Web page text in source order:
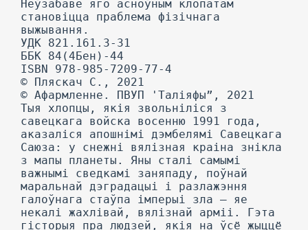
Неўзабаве яго асноўным клопатам
становіцца праблема фізічнага
выжывання.
УДК 821.161.3-31
ББК 84(4Бен)-44
ISBN 978-985-7209-77-4
© Пляскач С., 2021
© Афармленне. ПВУП 'Таліяфы”, 2021
Тыя хлопцы, якія звольніліся з
савецкага войска восенню 1991 года,
аказаліся апошнімі дэмбелямі Савецкага
Саюза: у снежні вялізная краіна знікла
з мапы планеты. Яны сталі самымі
важнымі сведкамі заняпаду, поўнай
маральнай дэградацыі і разлажэння
галоўнага стаўпа імперыі зла — яе
некалі жахлівай, вялізнай арміі. Гэта
гісторыя пра людзей, якія на ўсё жыццё